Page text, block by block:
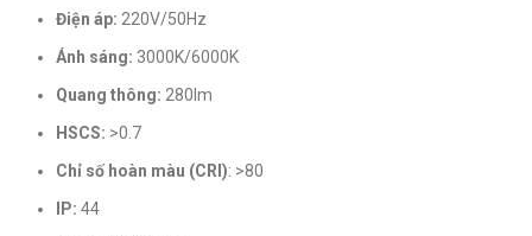
Điện áp: 220V/50Hz
Ánh sáng: 3000K/6000K
Quang thông: 280lm
HSCS: >0.7
Chỉ số hoàn màu (CRI): >80
IP: 44